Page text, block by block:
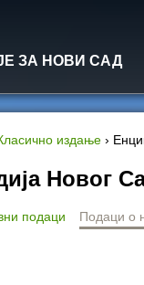
ЗА НОВИ САД
издање ›
Новог
подаци Подаци о